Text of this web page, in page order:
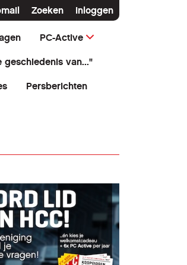
Zoeken Inloggen
PC-Active
geschiedenis van..."
Persberichten